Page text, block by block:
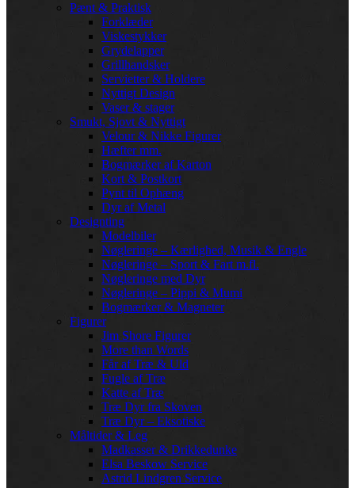
Pænt & Praktisk
Forklæder
Viskestykker
Grydelapper
Grillhandsker
Servietter & Holdere
Nyttigt Design
Vaser & stager
Smukt, Sjovt & Nyttigt
Velour & Nikke Figurer
Hæfter mm.
Bogmærker af Karton
Kort & Postkort
Pynt til Ophæng
Dyr af Metal
Designting
Modelbiler
Nøgleringe – Kærlighed, Musik & Engle
Nøgleringe – Sport & Fart m.fl.
Nøgleringe med Dyr
Nøgleringe – Pippi & Mumi
Bogmærker & Magneter
Figurer
Jim Shore Figurer
More than Words
Får af Træ & Uld
Fugle af Træ
Katte af Træ
Træ Dyr fra Skoven
Træ Dyr – Eksotiske
Måltider & Leg
Madkasser & Drikkedunke
Elsa Beskow Service
Astrid Lindgren Service